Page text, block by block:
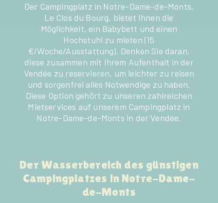
Der Campingplatz in Notre-Dame-de-Monts,
Le Clos du Bourg, bietet Ihnen die
Möglichkeit, ein Babybett und einen
Hochstuhl zu mieten (15
€/Woche/Ausstattung). Denken Sie daran,
diese zusammen mit Ihrem Aufenthalt in der
Vendée zu reservieren, um leichter zu reisen
und sorgenfrei alles Notwendige zu haben.
Diese Option gehört zu unseren zahlreichen
Mietservices auf unserem Campingplatz in
Notre-Dame-de-Monts in der Vendée.
Der Wasserbereich des günstigen
Campingplatzes in Notre-Dame-
de-Monts